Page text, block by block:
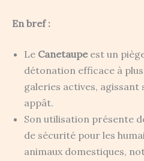
En bref :
Le Canetaupeest un
détonation efficace à plus
galeries actives,
appât.
Son utilisation présente
de sécurité pour les
animaux domestiques,